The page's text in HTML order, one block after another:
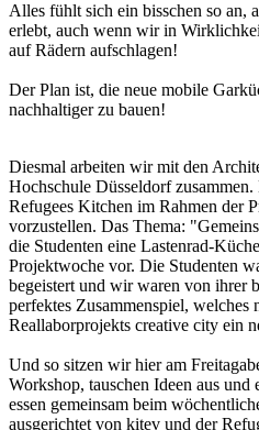
Alles fühlt sich ein bisschen so an,
erlebt, auch wenn wir in
auf Rädern aufschlagen!
Der Plan ist, die neue mobile
nachhaltiger zu bauen!
Diesmal arbeiten wir mit den
Hochschule Düsseldorf
Refugees Kitchen im Rahmen der
vorzustellen. Das Thema:
die Studenten eine Lastenrad-
Projektwoche vor. Die Studenten
begeistert und wir waren von ihrer
perfektes Zusammenspiel, welches
Reallaborprojekts creative city ein
Und so sitzen wir hier am
Workshop, tauschen Ideen aus
essen gemeinsam beim
ausgerichtet von kitev und der